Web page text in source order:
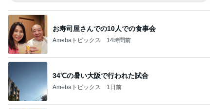
お寿司屋さんでの10人での食事会
Amebaトピックス 14時間前
34℃の暑い大阪で行われた試合
Amebaトピックス 1日前